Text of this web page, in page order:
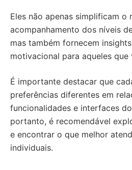
Eles não apenas simplificam o
acompanhamento dos níveis
mas também fornecem
motivacional para aqueles
É importante destacar que
preferências diferentes em
funcionalidades e interfaces
portanto, é recomendável
e encontrar o que melhor
individuais.